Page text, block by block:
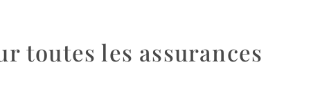
toutes les assurances